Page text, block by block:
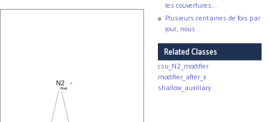
N2
Root
-
les couvertures...
Plusieurs centaines de fois par
jour, nous...
Related Classes
csu_N2_modifier
modifier_after_x
shallow_auxiliary